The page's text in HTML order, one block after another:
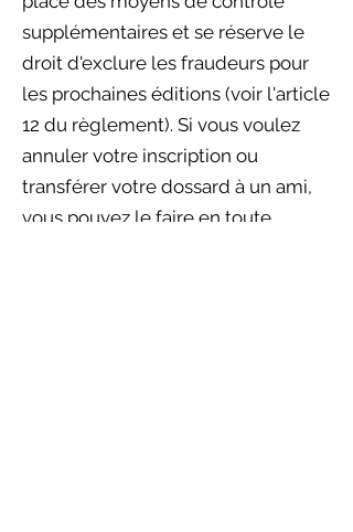
supplémentaires et se réserve le
droit d'exclure les fraudeurs pour
les prochaines éditions (voir l'article
12 du règlement). Si vous voulez
annuler votre inscription ou
transférer votre dossard à un ami,
vous pouvez le faire en toute